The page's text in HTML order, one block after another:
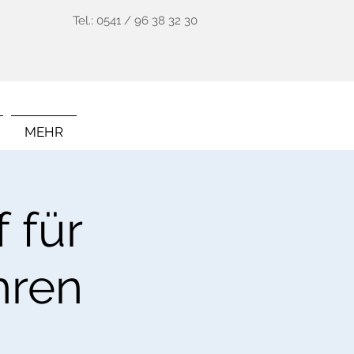
Tel.: 0541 / 96 38 32 30
MEHR
für